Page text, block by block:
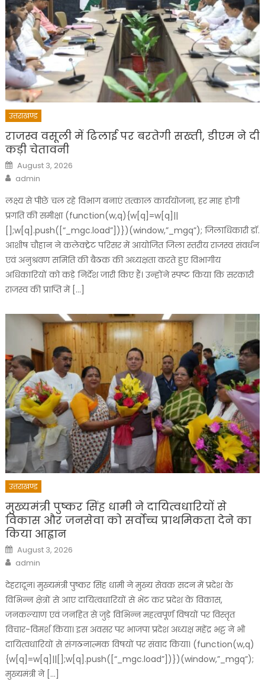
उत्तराखण्ड
राजस्व वसूली में ढिलाई पर बरतेगी सख्ती, डीएम ने दी
कड़ी चेतावनी
Posted
on
August 3, 2026
Author
admin
लक्ष्य से पीछे चल रहे विभाग बनाएं तत्काल कार्ययोजना, हर माह होगी
प्रगति की समीक्षा (function(w,q){w[q]=w[q]||
[];w[q].push([“_mgc.load”])})(window,”_mgq”); जिलाधिकारी डॉ.
आशीष चौहान ने कलेक्ट्रेट परिसर में आयोजित जिला स्तरीय राजस्व संवर्धन
एवं अनुश्रवण समिति की बैठक की अध्यक्षता करते हुए विभागीय
अधिकारियों को कड़े निर्देश जारी किए हैं। उन्होंने स्पष्ट किया कि सरकारी
राजस्व की प्राप्ति में […]
उत्तराखण्ड
मुख्यमंत्री पुष्कर सिंह धामी ने दायित्वधारियों से
विकास और जनसेवा को सर्वोच्च प्राथमिकता देने का
किया आह्वान
Posted
on
August 3, 2026
Author
admin
देहरादून। मुख्यमंत्री पुष्कर सिंह धामी ने मुख्य सेवक सदन में प्रदेश के
विभिन्न क्षेत्रों से आए दायित्वधारियों से भेंट कर प्रदेश के विकास,
जनकल्याण एवं जनहित से जुड़े विभिन्न महत्वपूर्ण विषयों पर विस्तृत
विचार-विमर्श किया। इस अवसर पर भाजपा प्रदेश अध्यक्ष महेंद्र भट्ट ने भी
दायित्वधारियों से संगठनात्मक विषयों पर संवाद किया। (function(w,q)
{w[q]=w[q]||[];w[q].push([“_mgc.load”])})(window,”_mgq”);
मुख्यमंत्री ने […]